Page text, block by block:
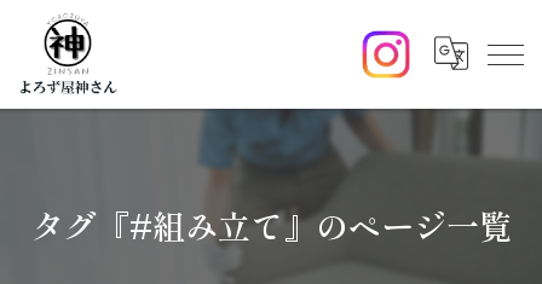
タグ『#組み立て』のページ一覧